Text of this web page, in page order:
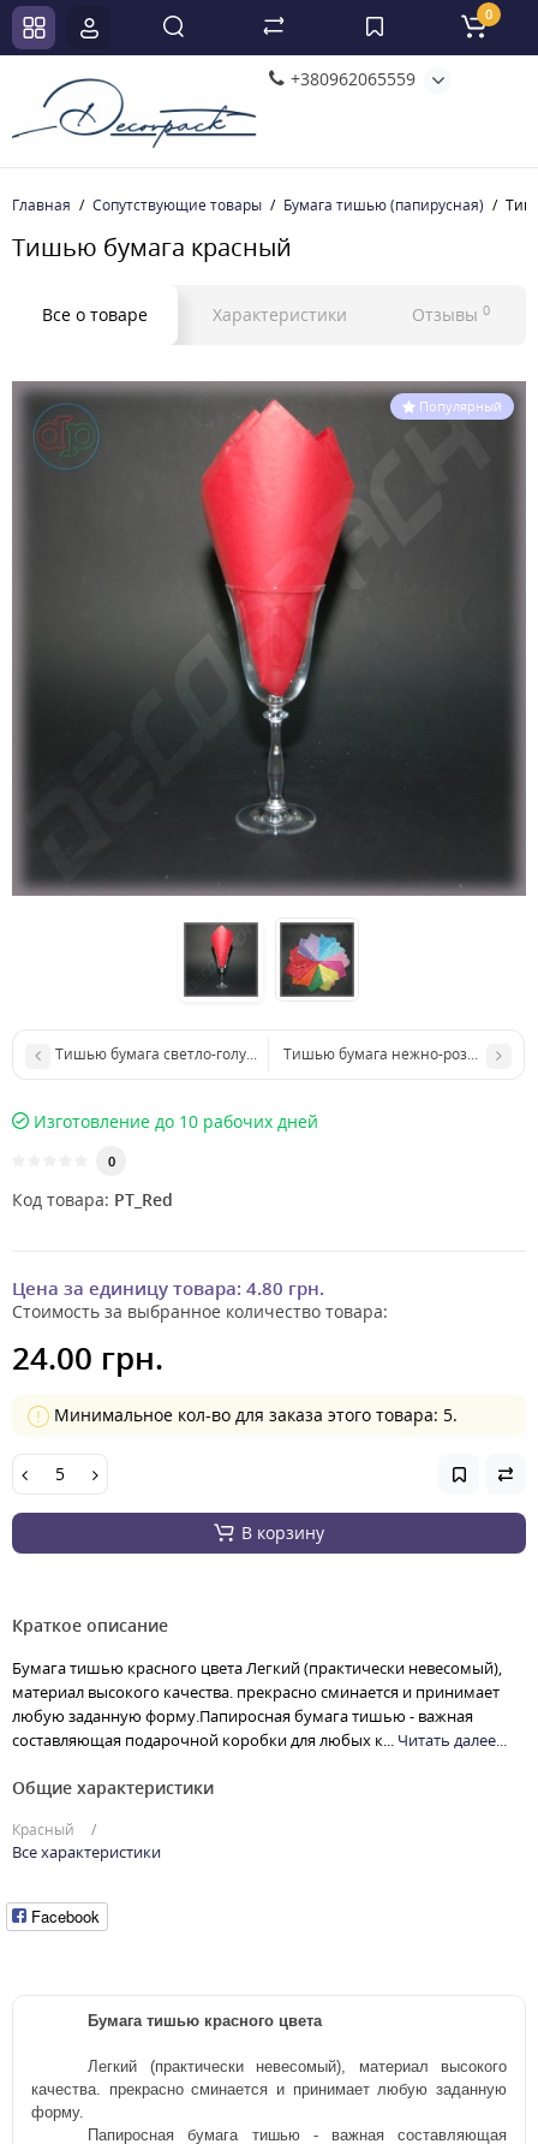
+380962065559
0
Главная Сопутствующие товары Бумага тишью (папирусная)
Тишью бумага красный
Все о товаре Характеристики Отзывы 0
Популярный
Тишью бумага светло-голубой Тишью бумага нежно-розовый
Изготовление до 10 рабочих дней
0
Код товара: PT_Red
Цена за единицу товара: 4.80 грн.
Стоимость за выбранное количество товара:
24.00 грн.
Минимальное кол-во для заказа этого товара: 5.
В корзину
Краткое описание
Бумага тишью красного цвета Легкий (практически невесомый),
материал высокого качества. прекрасно сминается и принимает
любую заданную форму.Папиросная бумага тишью - важная
составляющая подарочной коробки для любых к... Читать далее...
Общие характеристики
Красный
Все характеристики
Facebook
Бумага тишью красного цвета
Легкий (практически невесомый), материал высокого
качества. прекрасно сминается и принимает любую заданную
форму.
Папиросная бумага тишью - важная составляющая